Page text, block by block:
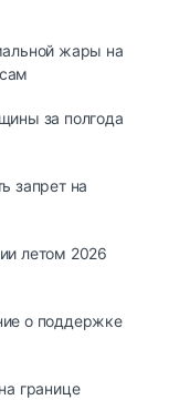
жары на
за полгода
запрет на
летом 2026
о поддержке
границе